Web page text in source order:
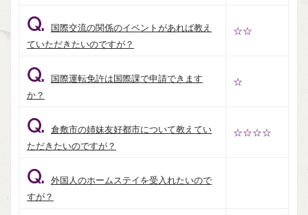
Q. 国際交流の関係のイベントがあれば教え
ていただきたいのですが？
☆☆
Q. 国際運転免許は国際課で申請できます
か？
☆
Q. 倉敷市の姉妹友好都市について教えてい
ただきたいのですが？
☆☆☆☆
Q. 外国人のホームステイを受入れたいので
すが？